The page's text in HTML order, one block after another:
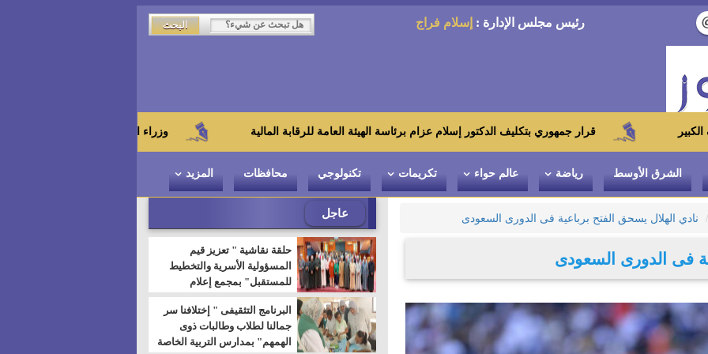
رئيس مجلس الإدارة : إسلام فراج
وزراء البترول والثروة المعدنية والتعليم العالي قرار جمهوري بتكليف الدكتور إسلام عزام برئاسة الهيئة العامة للرقابة المالية
الشرق الأوسط رياضة عالم حواء تكريمات تكنولوجي محافظات المزيد
نادي الهلال يسحق الفتح برباعية فى الدورى السعودى
فى الدورى السعودى
عاجل
حلقة نقاشية " تعزيز قيم
المسؤولية الأسرية والتخطيط
للمستقبل" بمجمع إعلام
السويس
البرنامج التثقيفى " إختلافنا سر
جمالنا لطلاب وطالبات ذوى
الهمهم" بمدارس التربية الخاصة